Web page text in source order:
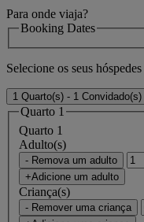
Para onde viaja?
Booking Dates
Selecione os seus hóspedes
1 Quarto(s) - 1 Convidado(s)
Quarto 1
Quarto 1
Adulto(s)
- Remova um adulto
+Adicione um adulto
Criança(s)
- Remover uma criança